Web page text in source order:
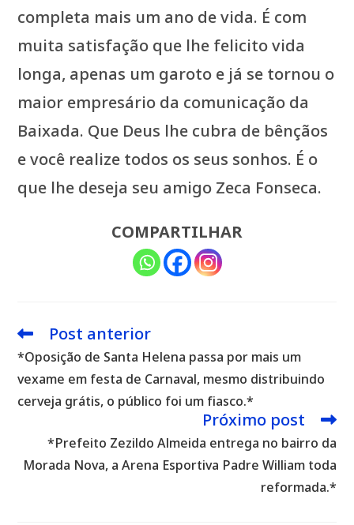
completa mais um ano de vida. É com
muita satisfação que lhe felicito vida
longa, apenas um garoto e já se tornou o
maior empresário da comunicação da
Baixada. Que Deus lhe cubra de bênçãos
e você realize todos os seus sonhos. É o
que lhe deseja seu amigo Zeca Fonseca.
COMPARTILHAR
Leia
artigos
Post anterior
*Oposição de Santa Helena passa por mais um
vexame em festa de Carnaval, mesmo distribuindo
cerveja grátis, o público foi um fiasco.*
Próximo post
*Prefeito Zezildo Almeida entrega no bairro da
Morada Nova, a Arena Esportiva Padre William toda
reformada.*